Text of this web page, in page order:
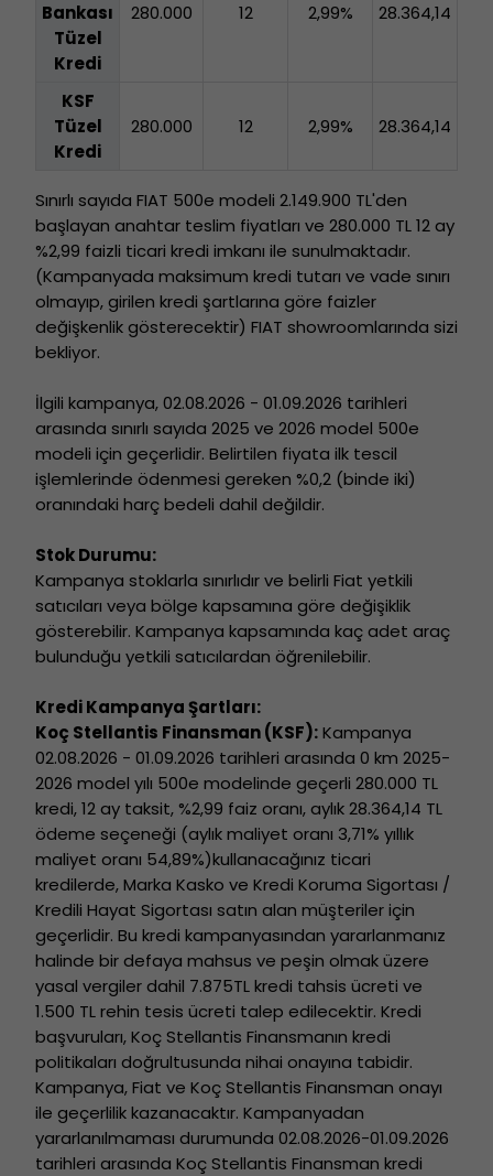
Bankası
Tüzel
Kredi
280.000 12 2,99% 28.364,14
KSF
Tüzel
Kredi
280.000 12 2,99% 28.364,14
Sınırlı sayıda FIAT 500e modeli 2.149.900 TL'den
başlayan anahtar teslim fiyatları ve 280.000 TL 12 ay
%2,99 faizli ticari kredi imkanı ile sunulmaktadır.
(Kampanyada maksimum kredi tutarı ve vade sınırı
olmayıp, girilen kredi şartlarına göre faizler
değişkenlik gösterecektir) FIAT showroomlarında sizi
bekliyor.
İlgili kampanya, 02.08.2026 - 01.09.2026 tarihleri
arasında sınırlı sayıda 2025 ve 2026 model 500e
modeli için geçerlidir. Belirtilen fiyata ilk tescil
işlemlerinde ödenmesi gereken %0,2 (binde iki)
oranındaki harç bedeli dahil değildir.
Stok Durumu:
Kampanya stoklarla sınırlıdır ve belirli Fiat yetkili
satıcıları veya bölge kapsamına göre değişiklik
gösterebilir. Kampanya kapsamında kaç adet araç
bulunduğu yetkili satıcılardan öğrenilebilir.
Kredi Kampanya Şartları:
Koç Stellantis Finansman (KSF):Kampanya
02.08.2026 - 01.09.2026 tarihleri arasında 0 km 2025-
2026 model yılı 500e modelinde geçerli 280.000 TL
kredi, 12 ay taksit, %2,99 faiz oranı, aylık 28.364,14 TL
ödeme seçeneği (aylık maliyet oranı 3,71% yıllık
maliyet oranı 54,89%)kullanacağınız ticari
kredilerde, Marka Kasko ve Kredi Koruma Sigortası /
Kredili Hayat Sigortası satın alan müşteriler için
geçerlidir. Bu kredi kampanyasından yararlanmanız
halinde bir defaya mahsus ve peşin olmak üzere
yasal vergiler dahil 7.875TL kredi tahsis ücreti ve
1.500 TL rehin tesis ücreti talep edilecektir. Kredi
başvuruları, Koç Stellantis Finansmanın kredi
politikaları doğrultusunda nihai onayına tabidir.
Kampanya, Fiat ve Koç Stellantis Finansman onayı
ile geçerlilik kazanacaktır. Kampanyadan
yararlanılmaması durumunda 02.08.2026-01.09.2026
tarihleri arasında Koç Stellantis Finansman kredi